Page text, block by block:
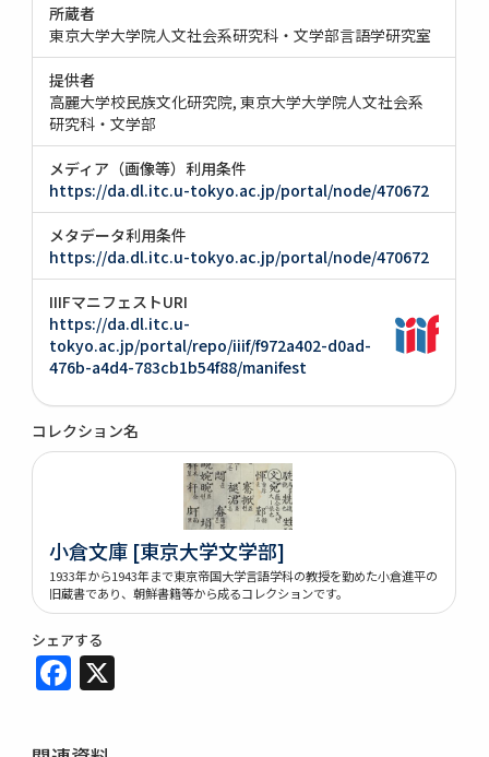
所蔵者
東京大学大学院人文社会系研究科・文学部言語学研究室
提供者
高麗大学校民族文化研究院 東京大学大学院人文社会系
研究科・文学部
メディア（画像等）利用条件
https://da.dl.itc.u-tokyo.ac.jp/portal/node/470672
メタデータ利用条件
https://da.dl.itc.u-tokyo.ac.jp/portal/node/470672
IIIFマニフェストURI
https://da.dl.itc.u-
tokyo.ac.jp/portal/repo/iiif/f972a402-d0ad-
476b-a4d4-783cb1b54f88/manifest
コレクション名
小倉文庫 [東京大学文学部]
1933年から1943年まで東京帝国大学言語学科の教授を勤めた小倉進平の
旧蔵書であり、朝鮮書籍等から成るコレクションです。
シェアする
Facebook